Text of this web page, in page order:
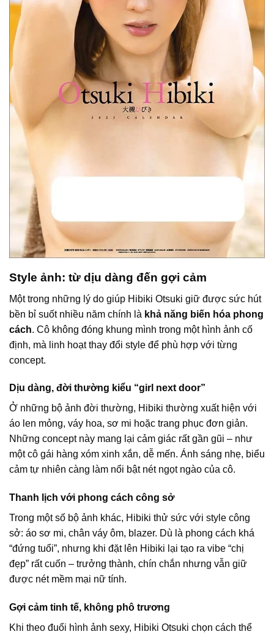
Style ảnh: từ dịu dàng đến gợi cảm
Một trong những lý do giúp Hibiki Otsuki giữ được sức hút
bền bỉ suốt nhiều năm chính là khả năng biến hóa phong
cách. Cô không đóng khung mình trong một hình ảnh cố
định, mà linh hoạt thay đổi style để phù hợp với từng
concept.
Dịu dàng, đời thường kiểu “girl next door”
Ở những bộ ảnh đời thường, Hibiki thường xuất hiện với
áo len mỏng, váy hoa, sơ mi hoặc trang phục đơn giản.
Những concept này mang lại cảm giác rất gần gũi – như
một cô gái hàng xóm xinh xắn, dễ mến. Ánh sáng nhẹ, biểu
cảm tự nhiên càng làm nổi bật nét ngọt ngào của cô.
Thanh lịch với phong cách công sở
Trong một số bộ ảnh khác, Hibiki thử sức với style công
sở: áo sơ mi, chân váy ôm, blazer. Dù là phong cách khá
“đứng tuổi”, nhưng khi đặt lên Hibiki lại tạo ra vibe “chị
đẹp” rất cuốn – trưởng thành, chín chắn nhưng vẫn giữ
được nét mềm mại nữ tính.
Gợi cảm tinh tế, không phô trương
Khi theo đuổi hình ảnh sexy, Hibiki Otsuki chọn cách thể